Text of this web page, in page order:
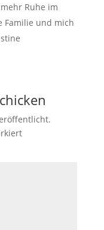
Ruhe im
Familie und mich